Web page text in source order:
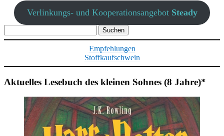
Verlinkungs- und Kooperationsangebot Steady
nach:
Empfehlungen
Stoffkaufschwein
Aktuelles Lesebuch des kleinen Sohnes (8 Jahre)*